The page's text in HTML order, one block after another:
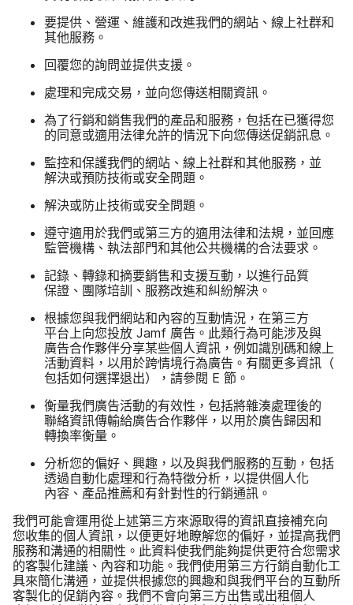
要​提供、​營運、​維護​和​改進​我們​的​網站、​線上​社群​和​
其他​服務。
回覆您​的​詢問​並​提供​支援。
處理​和​完成​交易，​並​向​您​傳送​相關​資訊。
為了​行銷​和​銷售​我們​的​產品​和​服務，​包括​在​已​獲得您​
的​同意​或​適用​法律​允許​的​情況​下​向​您​傳送​促銷​訊息。
監控​和​保護​我們​的​網站、​線上​社群​和​其他​服務，​並​
解決​或​預防​技術​或​安全​問題。
解決​或​防止​技術​或​安全​問題。
遵守​適用​於​我們​或​第三方​的​適用​法律​和​法規，​並​回​應​
監管​機構、​執法​部門​和​其他​公共​機構​的​合法​要求。
記錄、​轉錄​和​摘要​銷售​和​支援​互動，​以​進行​品質​
保證、​團隊​培訓、​服務​改進​和​糾紛​解決。
根據​您​與​我們​網站​和​內容​的​互動​情況，​在​第三​方​
平台上​向​您​投放 Jamf 廣告。​此​類行為​可能​涉及​與​
廣告​合作夥​伴​分享​某些​個人​資訊，​例如識別碼​和線​上​
活動​資料，​以​用於​跨情​境行為​廣告。​有關​更多​資訊​（​
包括​如何​選擇​退出），​請​參閱 E 節。
衡量​我們​廣告​活動​的​有效性，​包括​將​雜湊​處理​後​的​
聯絡​資訊​傳輸​給​廣告​合作​夥伴，​以​用於​廣告​歸​因​和​
轉換率​衡量。
分析您​的​偏好、​興趣，​以及​與​我們​服務​的​互動，​包括​
透過​自動化​處理​和​行為​特徵​分析，​以​提供​個人化​
內容、​產品​推薦​和​有​針對性​的​行銷​通訊。
我們​可能​會​運用​從​上述​第三​方​來源​取得​的​資訊​直接​補充向​
您收集​的​個人​資訊，​以​便​更​好​地​瞭解您​的​偏好，​並​提高​我們​
服務​和​溝通​的​相關性。​此​資料​使​我們​能夠​提供​更​符合您​需求​
的​客製化​建議、​內容​和​功能。​我們​使用​第三​方​行銷​自動化工​
具​來​簡化​溝通，​並​提供​根據​您​的​興趣​和​與​我們​平台​的​互動​所​
客​製化​的​促銷​內容。​我們​不會​向​第三方​出售​或​出租​個人​